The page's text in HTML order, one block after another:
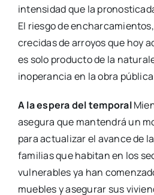
intensidad que la
El riesgo de
crecidas de arroyos que hoy
es solo producto de la
inoperancia en la obra
A la espera del temporal
asegura que mantendrá un
para actualizar el avance de
familias que habitan en los
vulnerables ya han
muebles y asegurar sus